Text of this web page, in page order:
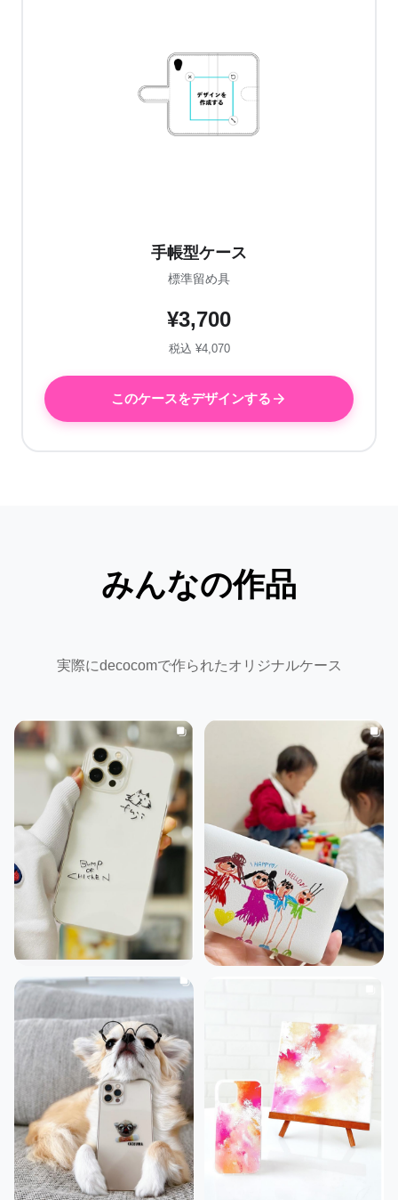
手帳型ケース
標準留め具
¥3,700
税込 ¥4,070
このケースをデザインする
みんなの作品
実際にdecocomで作られたオリジナルケース